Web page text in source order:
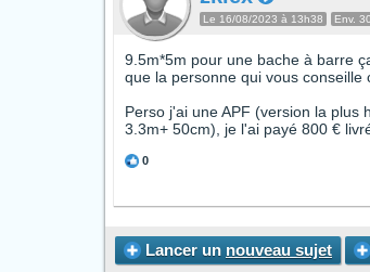
Le 16/08/2023 à 13h38 Env.
9.5m*5m pour une bache à barre
que la personne qui vous conseille
Perso j'ai une APF (version la
3.3m+ 50cm), je l'ai payé 800 €
0
Lancer un nouveau sujet